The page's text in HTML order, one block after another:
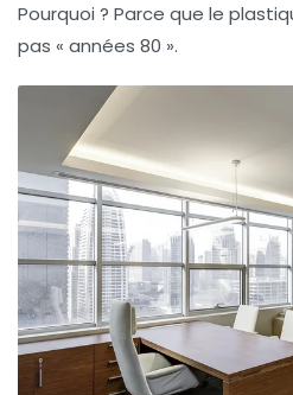
Pourquoi ? Parce que le
pas « années 80 ».